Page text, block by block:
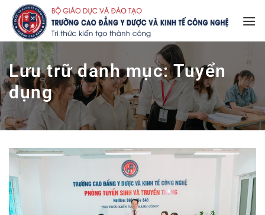
qua
dung
Lưu trữ danh mục:Tuyển
dụng